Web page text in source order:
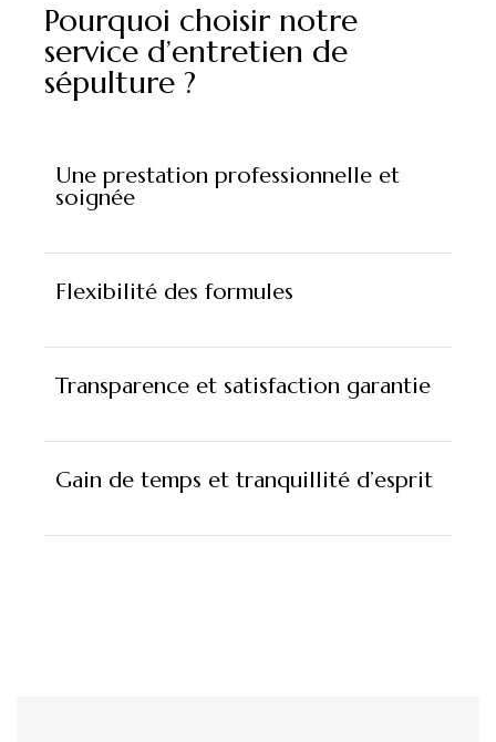
Pourquoi choisir notre
service d’entretien de
sépulture ?
Une prestation professionnelle et
soignée
Flexibilité des formules
Transparence et satisfaction garantie
Gain de temps et tranquillité d’esprit